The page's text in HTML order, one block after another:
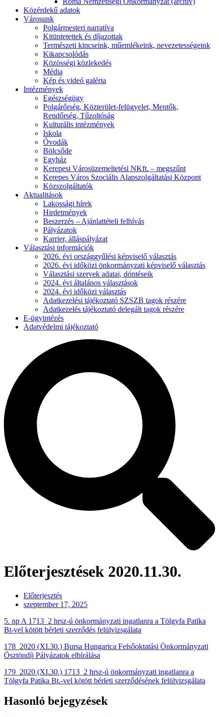
Közérdekű adatok
Városunk
Polgármesteri narratíva
Kitüntetettek és díjazottak
Természeti kincseink, műemlékeink, nevezetességeink
Kikapcsolódás
Közösségi közlekedés
Média
Kép és videó galéria
Intézmények
Egészségügy
Polgárőrség, Közterület-felügyelet, Mentők,
Rendőrség, Tűzoltóság
Kulturális intézmények
Iskola
Óvodák
Bölcsőde
Egyház
Kerepesi Városüzemeltetési NKft. – megszűnt
Kerepes Város Szociális Alapszolgáltatási Központ
Közszolgáltatók
Aktualitások
Lakossági hírek
Hirdetmények
Beszerzés – Ajánlattételi felhívás
Pályázatok
Karrier, álláspályázat
Választási információk
2026. évi országgyűlési képviselő választás
2026. évi időközi önkormányzati képviselő választás
Választási szervek adatai, döntéseik
2024. évi általános választások
2024. évi időközi választás
Adatkezelési tájékoztató SZSZB tagok részére
Adatkezelés tájékoztató delegált tagok részére
E-ügyintézés
Adatvédelmi tájékoztató
Előterjesztések 2020.11.30.
Előterjesztés
szeptember 17, 2025
5. np A 1713_2 hrsz-ú önkormányzati ingatlanra a Tölgyfa Patika
Bt-vel kötött bérleti szerződés felülvizsgálata
178_2020 (XI.30.) Bursa Hungarica Felsőoktatási Önkormányzati
Ösztöndíj Pályázatok elbírálása
179_2020 (XI.30.) 1713_2 hrsz-ú önkormányzati ingatlanra a
Tölgyfa Patika Bt.-vel kötött bérleti szerződésének felülvizsgálata
Hasonló bejegyzések